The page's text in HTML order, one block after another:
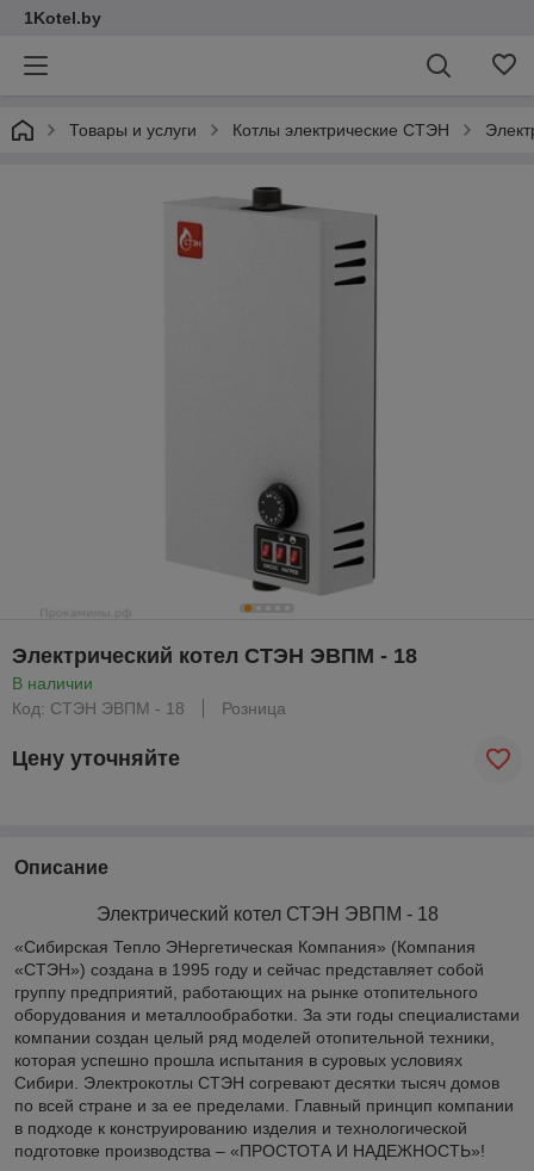
1Kotel.by
Товары и услуги Котлы электрические СТЭН
Электрический котел СТЭН ЭВПМ - 18
В наличии
Код: СТЭН ЭВПМ - 18
Розница
Цену уточняйте
Описание
Электрический котел СТЭН ЭВПМ - 18
«Сибирская Тепло ЭНергетическая Компания» (Компания
«СТЭН») создана в 1995 году и сейчас представляет собой
группу предприятий, работающих на рынке отопительного
оборудования и металлообработки. За эти годы специалистами
компании создан целый ряд моделей отопительной техники,
которая успешно прошла испытания в суровых условиях
Сибири. Электрокотлы СТЭН согревают десятки тысяч домов
по всей стране и за ее пределами. Главный принцип компании
в подходе к конструированию изделия и технологической
подготовке производства – «ПРОСТОТА И НАДЕЖНОСТЬ»!